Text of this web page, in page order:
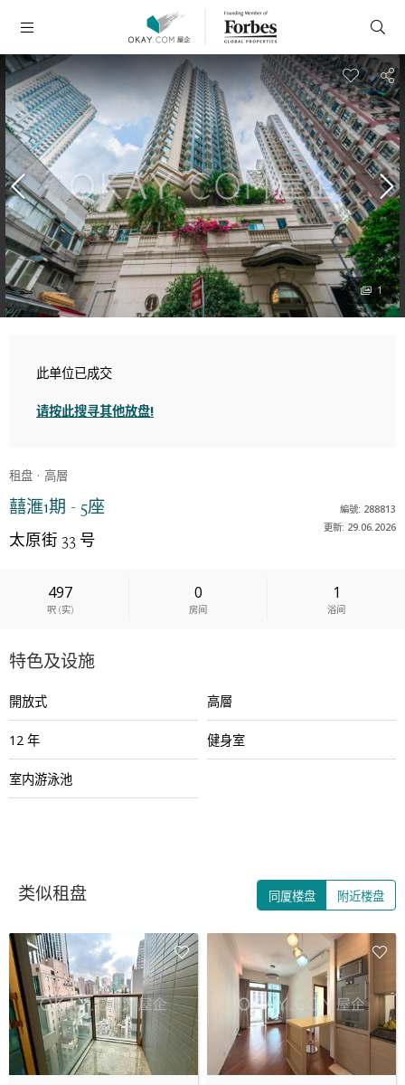
租盘 高層
囍滙1期 - 5座
太原街 33 号
編號: 288813
更新: 29.06.2026
497
呎(实)
0
房间
1
浴间
此单位已成交
请按此搜寻其他放盘!
1
特色及设施
開放式 高層
12 年 健身室
室内游泳池
类似租盘 同厦楼盘 附近楼盘